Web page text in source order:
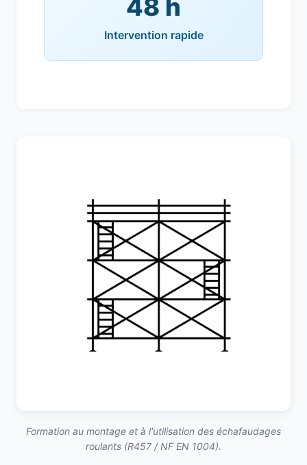
48 h
Intervention rapide
Formation au montage et à l'utilisation des échafaudages
roulants (R457 / NF EN 1004).